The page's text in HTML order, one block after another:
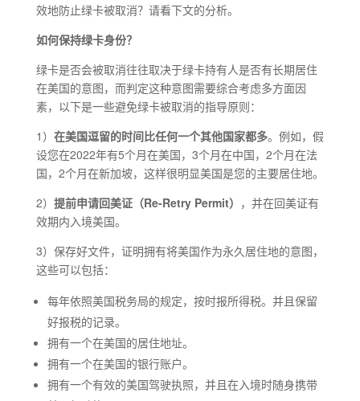
效地防止绿卡被取消？请看下文的分析。
如何保持绿卡身份？
绿卡是否会被取消往往取决于绿卡持有人是否有长期居住
在美国的意图，而判定这种意图需要综合考虑多方面因
素，以下是一些避免绿卡被取消的指导原则：
1） 在美国逗留的时间比任何一个其他国家都多。例如，假
设您在2022年有5个月在美国，3个月在中国，2个月在法
国，2个月在新加坡，这样很明显美国是您的主要居住地。
2） 提前申请回美证（Re-Retry Permit） ，并在回美证有
效期内入境美国。
3）保存好文件，证明拥有将美国作为永久居住地的意图，
这些可以包括：
每年依照美国税务局的规定，按时报所得税。并且保留
好报税的记录。
拥有一个在美国的居住地址。
拥有一个在美国的银行账户。
拥有一个有效的美国驾驶执照，并且在入境时随身携带